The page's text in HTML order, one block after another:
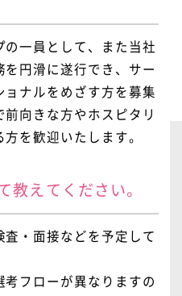
の一員として、また当社
円滑に遂行でき、サー
ョナルをめざす方を募集
向きな方やホスピタリ
を歓迎いたします。
教えてください。
・面接などを予定して
フローが異なりますの